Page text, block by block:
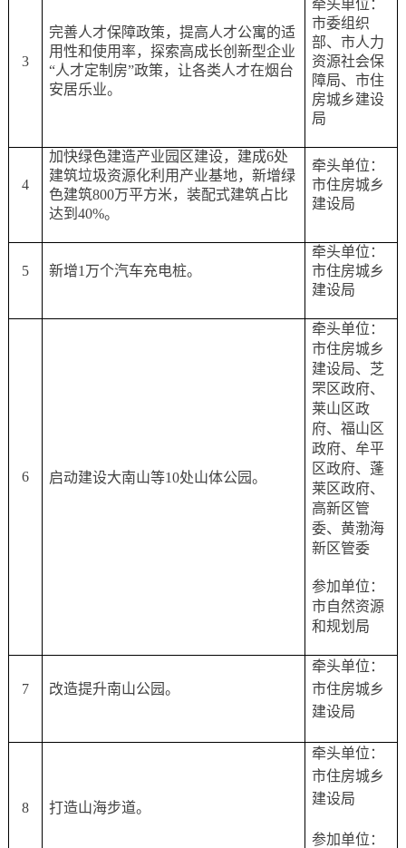
3
完善人才保障政策，提高人才公寓的适
用性和使用率，探索高成长创新型企业
“人才定制房”政策，让各类人才在烟台
安居乐业。
牵头单位：
市委组织
部、市人力
资源社会保
障局、市住
房城乡建设
局
4
加快绿色建造产业园区建设，建成6处
建筑垃圾资源化利用产业基地，新增绿
色建筑800万平方米，装配式建筑占比
达到40%。
牵头单位：
市住房城乡
建设局
5 新增1万个汽车充电桩。
牵头单位：
市住房城乡
建设局
6 启动建设大南山等10处山体公园。
牵头单位：
市住房城乡
建设局、芝
罘区政府、
莱山区政
府、福山区
政府、牟平
区政府、蓬
莱区政府、
高新区管
委、黄渤海
新区管委
参加单位：
市自然资源
和规划局
7 改造提升南山公园。
牵头单位：
市住房城乡
建设局
8 打造山海步道。
牵头单位：
市住房城乡
建设局
参加单位：